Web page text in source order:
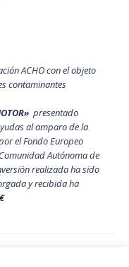
ACHO con el objeto
contaminantes
presentado
al amparo de la
el Fondo Europeo
Autónoma de
realizada ha sido
y recibida ha